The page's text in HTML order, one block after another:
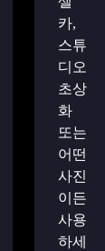
카,
스튜
디오
초상
화
또는
어떤
사진
이든
사용
하세